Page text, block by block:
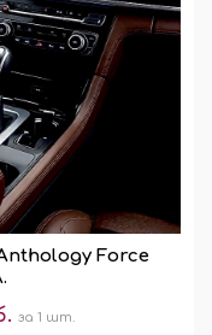
Force
за 1 шт.